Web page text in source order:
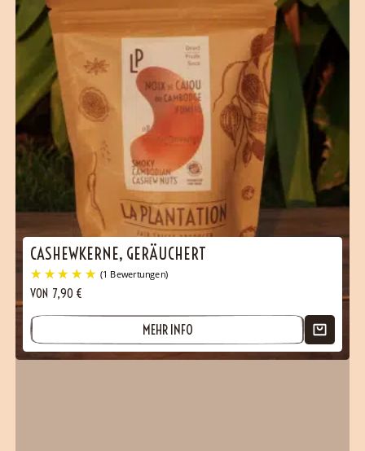
CASHEWKERNE, GERÄUCHERT
VON 7,90 €
MEHR INFO